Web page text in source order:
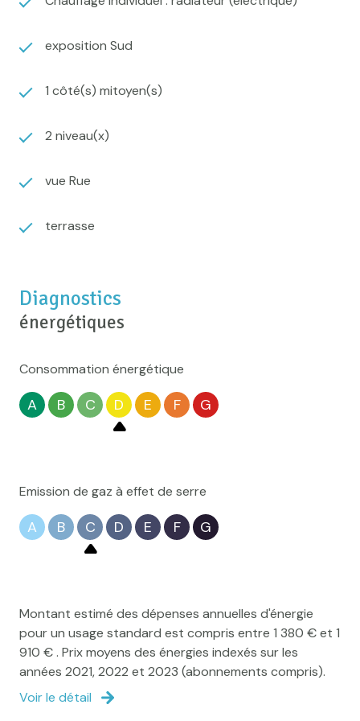
Les informations sur les risques auxquels ce bien est
exposition Sud
1 côté(s) mitoyen(s)
2 niveau(x)
vue Rue
terrasse
Diagnostics
énergétiques
Consommation énergétique
A B C D E F G
Emission de gaz à effet de serre
A B C D E F G
Montant estimé des dépenses annuelles d'énergie
pour un usage standard est compris entre 1 380 € et 1
910 € . Prix moyens des énergies indexés sur les
années 2021, 2022 et 2023 (abonnements compris).
Voir le détail